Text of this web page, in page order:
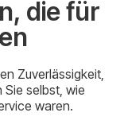
die für
Zuverlässigkeit,
Sie selbst, wie
waren.